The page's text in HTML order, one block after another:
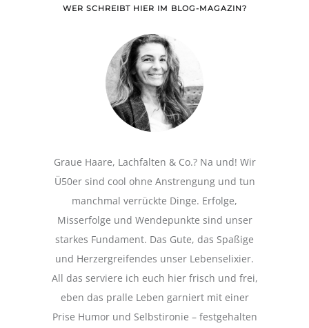
WER SCHREIBT HIER IM BLOG-MAGAZIN?
Graue Haare, Lachfalten & Co.? Na und! Wir
Ü50er sind cool ohne Anstrengung und tun
manchmal verrückte Dinge. Erfolge,
Misserfolge und Wendepunkte sind unser
starkes Fundament. Das Gute, das Spaßige
und Herzergreifendes unser Lebenselixier.
All das serviere ich euch hier frisch und frei,
eben das pralle Leben garniert mit einer
Prise Humor und Selbstironie – festgehalten